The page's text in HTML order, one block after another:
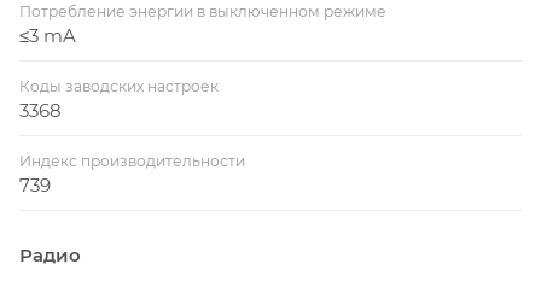
Потребление энергии в выключенном режиме
≤3 mA
Коды заводских настроек
3368
Индекс производительности
739
Радио